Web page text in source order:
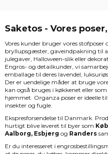
Saketos - Vores
Vores kunder bruger vores
bryllupsgæster, gaveindpakning til
julegaver, Halloween-slik eller
Engros- og detailkunder, vi
emballage til deres lavendel,
Der er uendelige måder at bruge
kan også bruges i køkkenet eller
hjemmet. Organza poser er ideelle
insekter og fugle.
Ekspresforsendelse til Danmark.
hurtigt blive leveret til byer som
Aalborg, Esbjerg og Randers
Er du interesseret i